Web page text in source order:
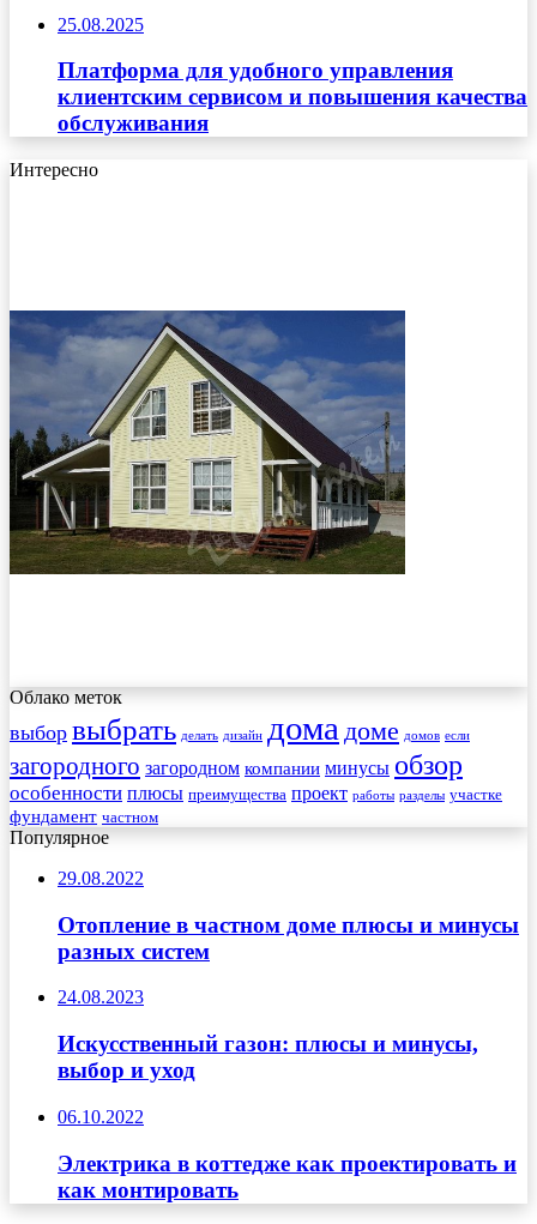
25.08.2025
Платформа для удобного управления
клиентским сервисом и повышения качества
обслуживания
Интересно
Облако меток
выбор выбрать делать дизайн дома доме домов если
загородного загородном компании минусы обзор
особенности плюсы преимущества проект работы разделы участке
фундамент частном
Популярное
29.08.2022
Отопление в частном доме плюсы и минусы
разных систем
24.08.2023
Искусственный газон: плюсы и минусы,
выбор и уход
06.10.2022
Электрика в коттедже как проектировать и
как монтировать